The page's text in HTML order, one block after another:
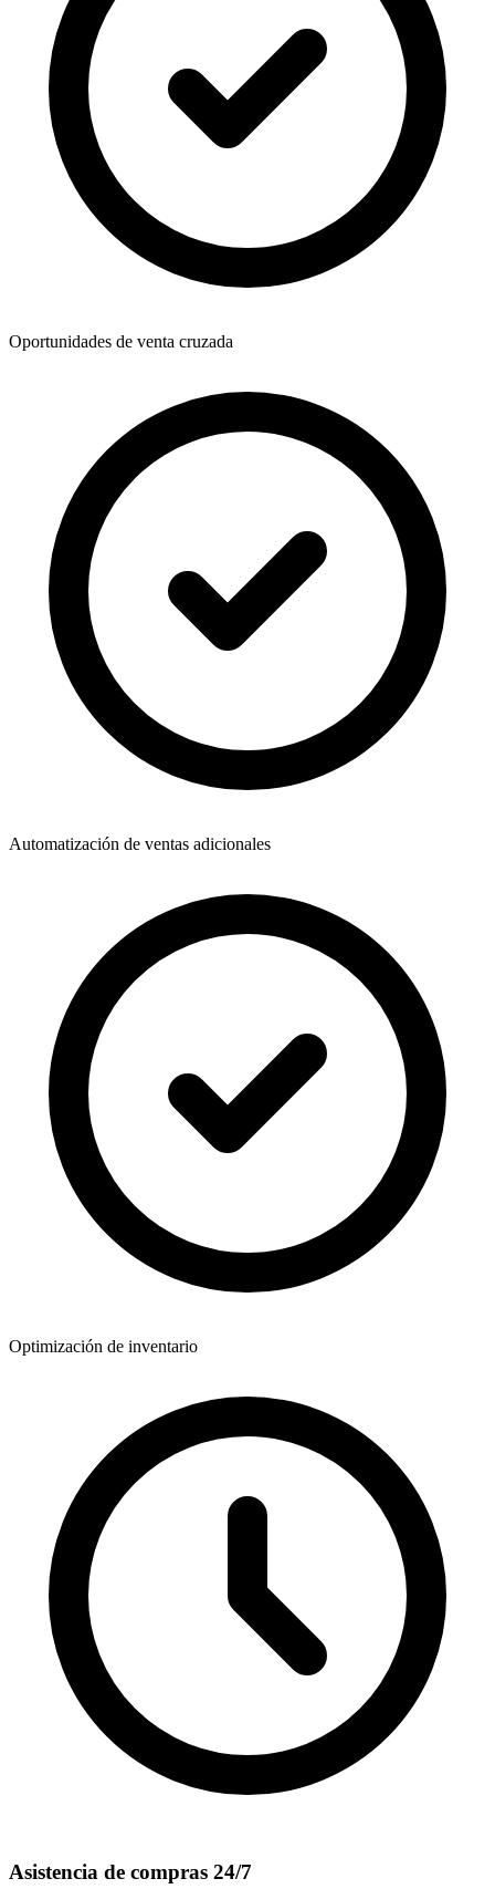
Oportunidades de venta cruzada
Automatización de ventas adicionales
Optimización de inventario
Asistencia de compras 24/7